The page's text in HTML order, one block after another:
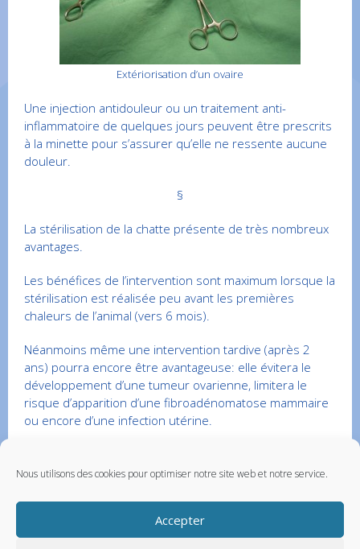
Nous utilisons des cookies pour optimiser notre site web et notre service.
Accepter
Extériorisation d’un ovaire
Une injection antidouleur ou un traitement anti-
inflammatoire de quelques jours peuvent être prescrits
à la minette pour s’assurer qu’elle ne ressente aucune
douleur.
§
La stérilisation de la chatte présente de très nombreux
avantages.
Les bénéfices de l’intervention sont maximum lorsque la
stérilisation est réalisée peu avant les premières
chaleurs de l’animal (vers 6 mois).
Néanmoins même une intervention tardive (après 2
ans) pourra encore être avantageuse: elle évitera le
développement d’une tumeur ovarienne, limitera le
risque d’apparition d’une fibroadénomatose mammaire
ou encore d’une infection utérine.